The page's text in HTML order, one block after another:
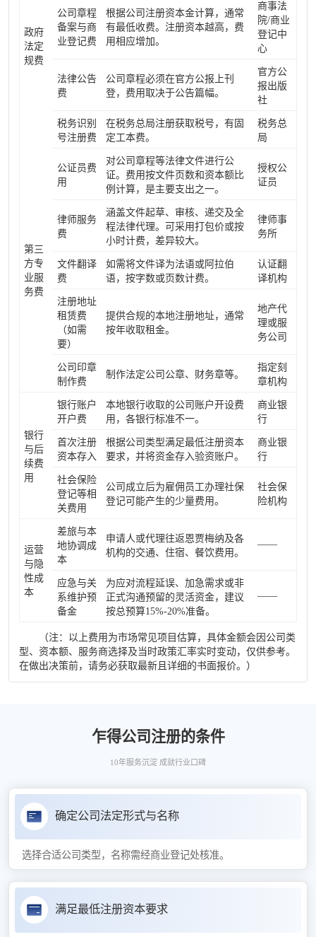
政府
法定
规费
公司章程
备案与商
业登记费
根据公司注册资本金计算，通常
有最低收费。注册资本越高，费
用相应增加。
商事法
院/商业
登记中
心
法律公告
费
公司章程必须在官方公报上刊
登，费用取决于公告篇幅。
官方公
报出版
社
税务识别
号注册费
在税务总局注册获取税号，有固
定工本费。
税务总
局
第三
方专
业服
务费
公证员费
用
对公司章程等法律文件进行公
证。费用按文件页数和资本额比
例计算，是主要支出之一。
授权公
证员
律师服务
费
涵盖文件起草、审核、递交及全
程法律代理。可采用打包价或按
小时计费，差异较大。
律师事
务所
文件翻译
费
如需将文件译为法语或阿拉伯
语，按字数或页数计费。
认证翻
译机构
注册地址
租赁费
（如需
要）
提供合规的本地注册地址，通常
按年收取租金。
地产代
理或服
务公司
公司印章
制作费
制作法定公司公章、财务章等。
指定刻
章机构
银行
与后
续费
用
银行账户
开户费
本地银行收取的公司账户开设费
用，各银行标准不一。
商业银
行
首次注册
资本存入
根据公司类型满足最低注册资本
要求，并将资金存入验资账户。
商业银
行
社会保险
登记等相
关费用
公司成立后为雇佣员工办理社保
登记可能产生的少量费用。
社会保
险机构
运营
与隐
性成
本
差旅与本
地协调成
本
申请人或代理往返恩贾梅纳及各
机构的交通、住宿、餐饮费用。
——
应急与关
系维护预
备金
为应对流程延误、加急需求或非
正式沟通预留的灵活资金，建议
按总预算15%-20%准备。
——
（注：以上费用为市场常见项目估算，具体金额会因公司类
型、资本额、服务商选择及当时政策汇率实时变动，仅供参考。
在做出决策前，请务必获取最新且详细的书面报价。）
乍得公司注册的条件
10年服务沉淀 成就行业口碑
确定公司法定形式与名称
选择合适公司类型，名称需经商业登记处核准。
满足最低注册资本要求